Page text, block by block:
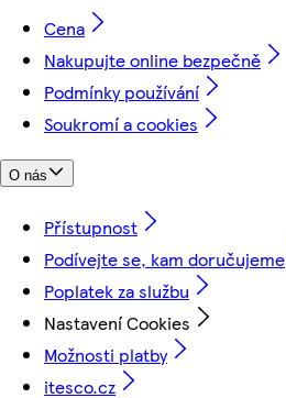
Cena
Nakupujte online bezpečně
Podmínky používání
Soukromí a cookies
O nás
Přístupnost
Podívejte se, kam doručujeme
Poplatek za službu
Nastavení Cookies
Možnosti platby
itesco.cz